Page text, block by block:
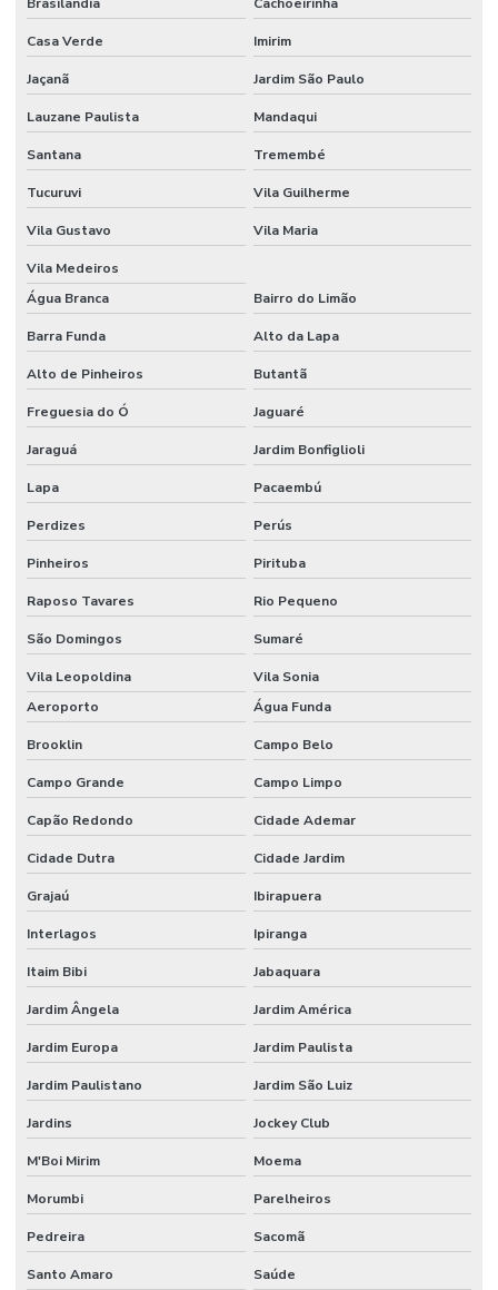
Venda jalecos bordados
Casa Verde Imirim
Jaçanã Jardim São Paulo
Lauzane Paulista Mandaqui
Santana Tremembé
Tucuruvi Vila Guilherme
Vila Gustavo Vila Maria
Vila Medeiros
Água Branca
Bairro do Limão
Barra Funda Alto da Lapa
Alto de Pinheiros Butantã
Freguesia do Ó Jaguaré
Jaraguá Jardim Bonfiglioli
Lapa Pacaembú
Perdizes Perús
Pinheiros Pirituba
Raposo Tavares Rio Pequeno
São Domingos Sumaré
Vila Leopoldina
Vila Sonia
Aeroporto
Água Funda
Brooklin Campo Belo
Campo Grande Campo Limpo
Capão Redondo Cidade Ademar
Cidade Dutra Cidade Jardim
Grajaú Ibirapuera
Interlagos Ipiranga
Itaim Bibi Jabaquara
Jardim Ângela Jardim América
Jardim Europa Jardim Paulista
Jardim Paulistano Jardim São Luiz
Jardins Jockey Club
M'Boi Mirim Moema
Morumbi Parelheiros
Pedreira Sacomã
Santo Amaro Saúde